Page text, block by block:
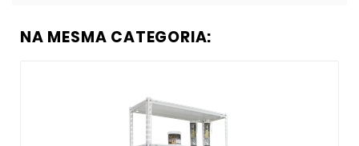
NA MESMA CATEGORIA: